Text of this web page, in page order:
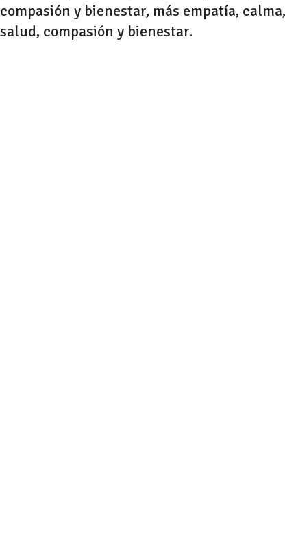
compasión y bienestar, más empatía, calma,
salud, compasión y bienestar.